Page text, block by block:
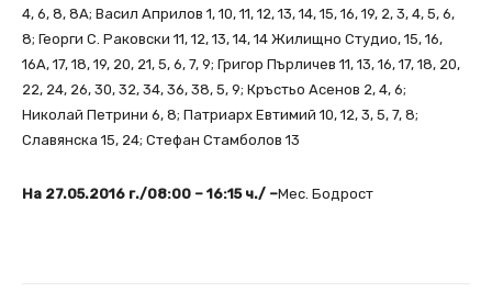
4, 6, 8, 8А; Васил Априлов 1, 10, 11, 12, 13, 14, 15, 16, 19, 2, 3, 4, 5, 6,
8; Георги С. Раковски 11, 12, 13, 14, 14 Жилищно Студио, 15, 16,
16А, 17, 18, 19, 20, 21, 5, 6, 7, 9; Григор Пърличев 11, 13, 16, 17, 18, 20,
22, 24, 26, 30, 32, 34, 36, 38, 5, 9; Кръстьо Асенов 2, 4, 6;
Николай Петрини 6, 8; Патриарх Евтимий 10, 12, 3, 5, 7, 8;
Славянска 15, 24; Стефан Стамболов 13
На 27.05.2016 г./08:00 – 16:15 ч./ –Мес. Бодрост